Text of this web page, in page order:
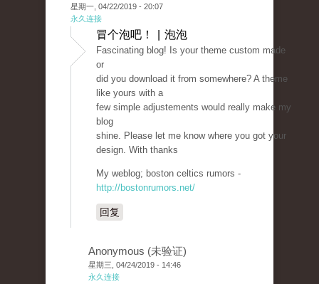
星期一, 04/22/2019 - 20:07
永久连接
冒个泡吧！ | 泡泡
Fascinating blog! Is your theme custom made
or
did you download it from somewhere? A theme
like yours with a
few simple adjustements would really make my
blog
shine. Please let me know where you got your
design. With thanks
My weblog; boston celtics rumors -
http://bostonrumors.net/
回复
Anonymous (未验证)
星期三, 04/24/2019 - 14:46
永久连接